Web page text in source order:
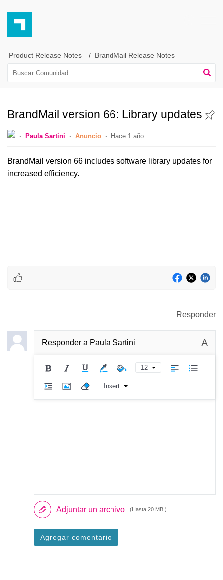
Product Release Notes BrandMail Release Notes
BrandMail version 66: Library updates
Paula Sartini Anuncio Hace 1 año
BrandMail version 66 includes software library updates for
increased efficiency.
Responder
Responder a Paula Sartini A
12
Insert
Adjuntar un archivo (Hasta 20 MB )
Agregar comentario